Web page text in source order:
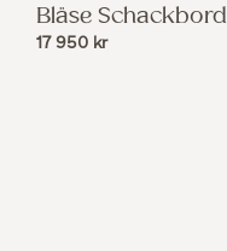
Bläse Schackbord
17 950 kr